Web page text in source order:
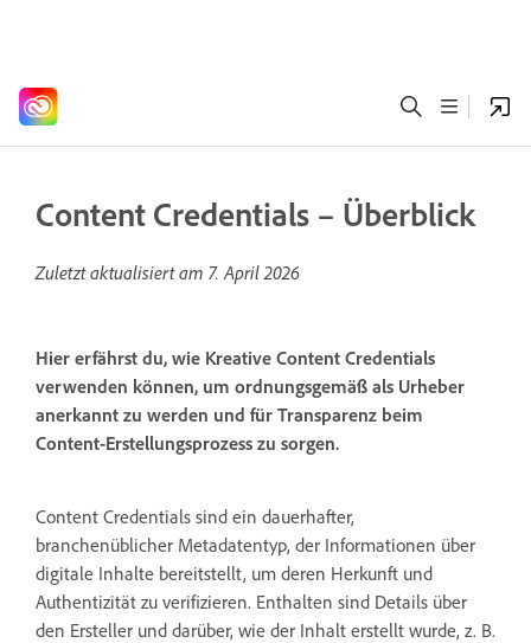
Content Credentials – Überblick
Zuletzt aktualisiert am 7. April 2026
Hier erfährst du, wie Kreative Content Credentials
verwenden können, um ordnungsgemäß als Urheber
anerkannt zu werden und für Transparenz beim
Content-Erstellungsprozess zu sorgen.
Content Credentials sind ein dauerhafter,
branchenüblicher Metadatentyp, der Informationen über
digitale Inhalte bereitstellt, um deren Herkunft und
Authentizität zu verifizieren. Enthalten sind Details über
den Ersteller und darüber, wie der Inhalt erstellt wurde, z. B.